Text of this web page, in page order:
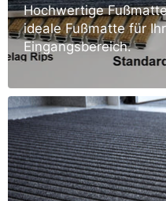
Hochwertige
ideale Fußmatte für
Eingangsbereich.